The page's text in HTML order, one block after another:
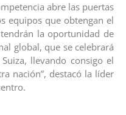
abre las puertas
equipos que obtengan el
la oportunidad de
global, que se celebrará
llevando consigo el
nación”, destacó la líder